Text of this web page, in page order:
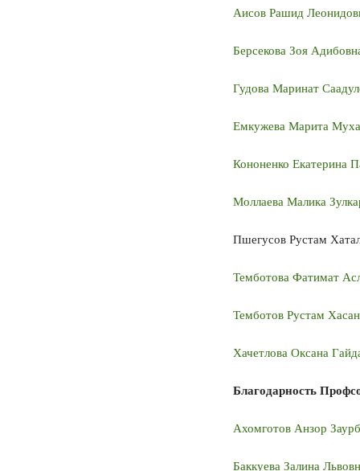
Аисов Рашид
Берсекова Зоя
Гудова Маринат
Емкужева Марита
Кононенко Екатерина
Моллаева Малика
Пшегусов Рустам
Темботова Фатимат
Темботов Рустам
Хачетлова Оксана
Благодарность
Ахомготов Анзор
Баккуева Залина